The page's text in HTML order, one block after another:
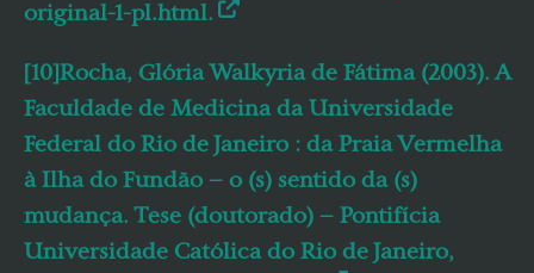
original-1-pl.html.
[10]Rocha, Glória Walkyria de Fátima (2003). A
Faculdade de Medicina da Universidade
Federal do Rio de Janeiro : da Praia Vermelha
à Ilha do Fundão – o (s) sentido da (s)
mudança. Tese (doutorado) – Pontifícia
Universidade Católica do Rio de Janeiro,